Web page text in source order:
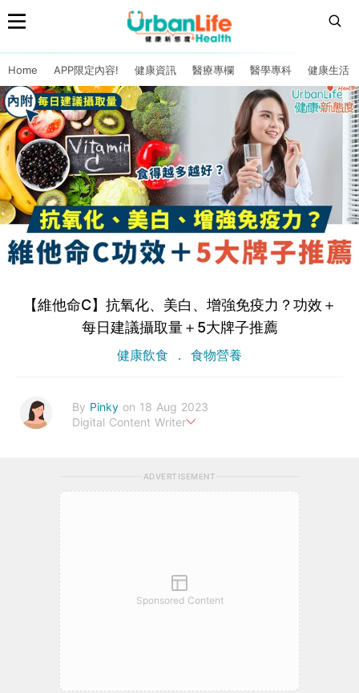
Home APP限定內容! 健康資訊 醫療專欄 醫學專科 健康生活
【維他命C】抗氧化、美白、增強免疫力？功效＋
每日建議攝取量＋5大牌子推薦
健康飲食 食物營養
By Pinky on 18 Aug 2023
Digital Content Writer
ADVERTISEMENT
Sponsored Content